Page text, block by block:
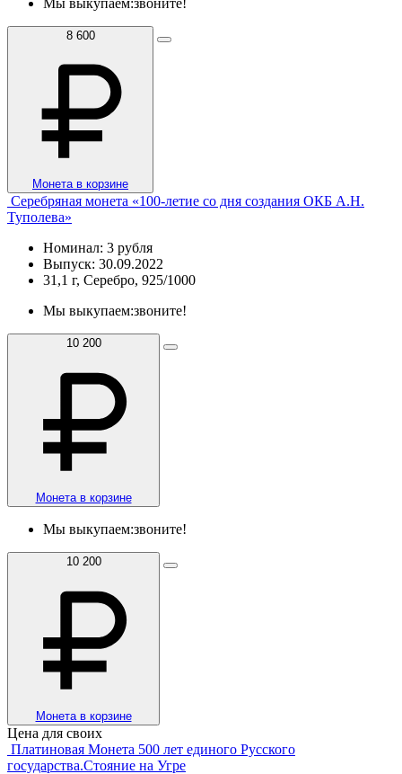
8 600
Монета в корзине
Серебряная монета «100-летие со дня создания ОКБ А.Н.
Туполева»
Номинал: 3 рубля
Выпуск: 30.09.2022
31,1 г, Серебро, 925/1000
Мы выкупаем:звоните!
10 200
Монета в корзине
Мы выкупаем:звоните!
10 200
Монета в корзине
Цена для своих
Платиновая Монета 500 лет единого Русского
государства.Стояние на Угре